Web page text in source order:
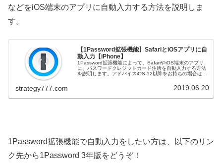
などをiOS端末のアプリに自動入力する方法を説明しま
す。
【1Password拡張機能】SafariとiOSアプリに自
動入力【iPhone】
1Password拡張機能によって、SafariやiOS端末のアプリ
に、パスワードクレジットカード住所を自動入力する方法
を説明します。アドバイスiOS 12以降をお持ちの場合は、
strategy777.com 2019.06.20
1Password拡張機能で自動入力をしたい方は、以下のリン
ク先から1Password 3年版をどうぞ！